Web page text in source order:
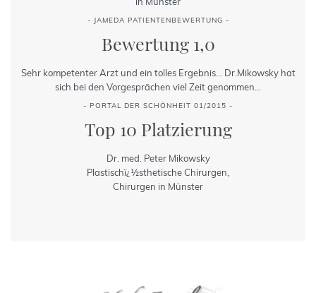
- JAMEDA PATIENTENBEWERTUNG -
Bewertung 1,0
Sehr kompetenter Arzt und ein tolles Ergebnis... Dr.Mikowsky hat
sich bei den Vorgesprächen viel Zeit genommen...
- PORTAL DER SCHÖNHEIT 01/2015 -
Top 10 Platzierung
Dr. med. Peter Mikowsky
Plastischï¿½sthetische Chirurgen,
Chirurgen in Münster